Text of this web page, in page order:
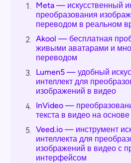
1. Meta — искусственный
преобразования
переводом в реальном
2. Akool — бесплатная
живыми аватарами и
переводом
3. Lumen5 — удобный
интеллект для
изображений в видео
4. InVideo —
текста в видео на
5. Veed.io — инструмент
интеллекта для
изображений в видео с
интерфейсом